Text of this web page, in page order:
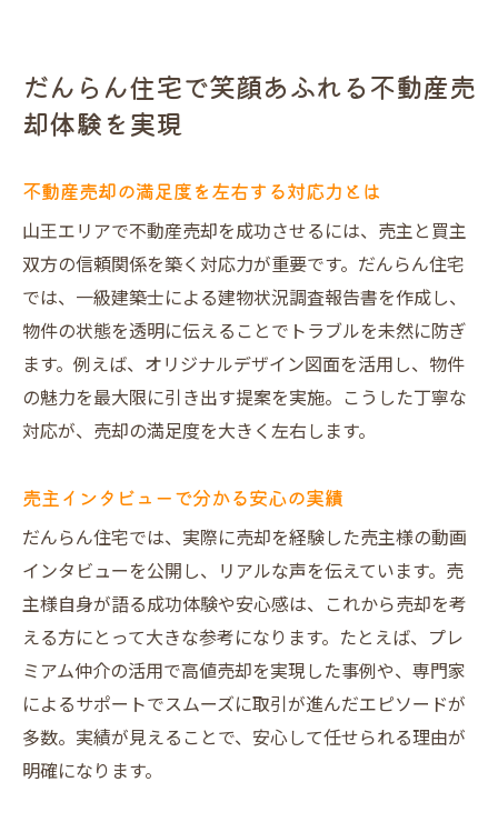
だんらん住宅で笑顔あふれる不動産売
却体験を実現
不動産売却の満足度を左右する対応力とは
山王エリアで不動産売却を成功させるには、売主と買主
双方の信頼関係を築く対応力が重要です。だんらん住宅
では、一級建築士による建物状況調査報告書を作成し、
物件の状態を透明に伝えることでトラブルを未然に防ぎ
ます。例えば、オリジナルデザイン図面を活用し、物件
の魅力を最大限に引き出す提案を実施。こうした丁寧な
対応が、売却の満足度を大きく左右します。
売主インタビューで分かる安心の実績
だんらん住宅では、実際に売却を経験した売主様の動画
インタビューを公開し、リアルな声を伝えています。売
主様自身が語る成功体験や安心感は、これから売却を考
える方にとって大きな参考になります。たとえば、プレ
ミアム仲介の活用で高値売却を実現した事例や、専門家
によるサポートでスムーズに取引が進んだエピソードが
多数。実績が見えることで、安心して任せられる理由が
明確になります。